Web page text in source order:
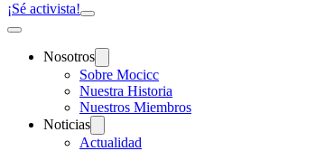
¡Sé activista!
Nosotros
Sobre Mocicc
Nuestra Historia
Nuestros Miembros
Noticias
Actualidad